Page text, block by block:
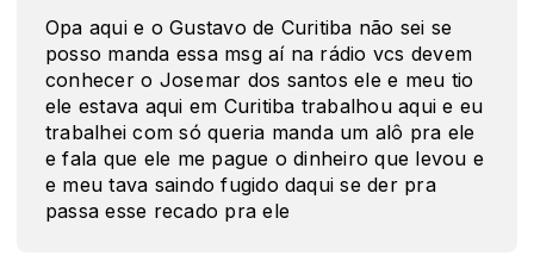
Opa aqui e o Gustavo de Curitiba não sei se
posso manda essa msg aí na rádio vcs devem
conhecer o Josemar dos santos ele e meu tio
ele estava aqui em Curitiba trabalhou aqui e eu
trabalhei com só queria manda um alô pra ele
e fala que ele me pague o dinheiro que levou e
e meu tava saindo fugido daqui se der pra
passa esse recado pra ele